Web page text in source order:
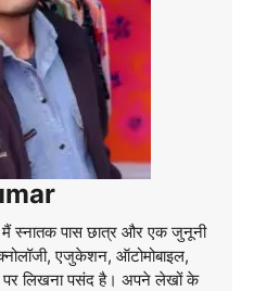
स्नातक पास छात्र और एक जुनूनी
एजुकेशन, ऑटोमोबाइल,
पर लिखना पसंद है। अपने लेखों के